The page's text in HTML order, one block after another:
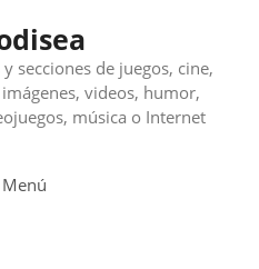
secciones de juegos, cine,
videos, humor,
música o Internet
Menú